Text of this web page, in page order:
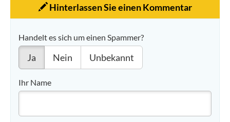
Hinterlassen Sie einen Kommentar
Handelt es sich um einen Spammer?
Ja Nein Unbekannt
Ihr Name